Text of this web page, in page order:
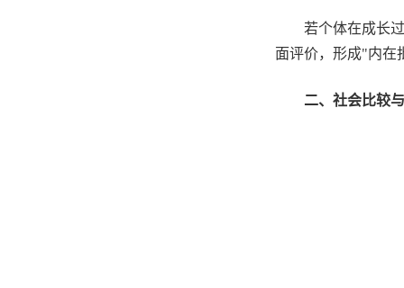
若个体在成长
面评价，形成"内在
二、社会比较